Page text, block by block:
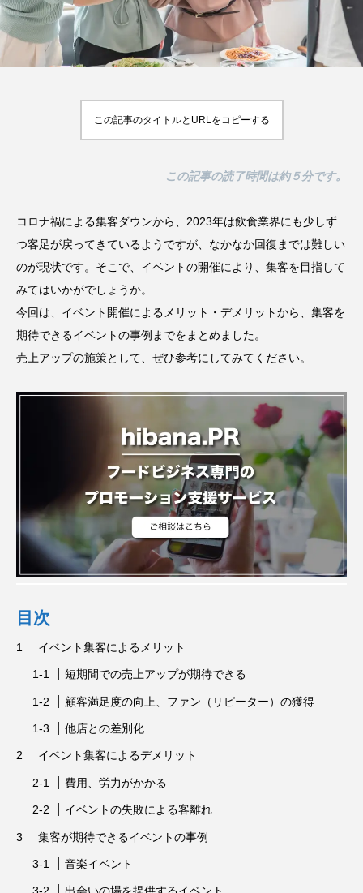
チャイズブランド特集｜これ
伸びるおすすめFC10選
2026.07.30
経営＆フードビジネス専用の商
品・サービス紹介｜2026年7月版
2026.07.06
この記事のタイトルとURLをコピーする
この記事の読了時間は約５分です。
コロナ禍による集客ダウンから、2023年は飲食業界にも少しず
つ客足が戻ってきているようですが、なかなか回復までは難しい
のが現状です。そこで、イベントの開催により、集客を目指して
みてはいかがでしょうか。
今回は、イベント開催によるメリット・デメリットから、集客を
期待できるイベントの事例までをまとめました。
売上アップの施策として、ぜひ参考にしてみてください。
目次
イベント集客によるメリット
短期間での売上アップが期待できる
顧客満足度の向上、ファン（リピーター）の獲得
他店との差別化
イベント集客によるデメリット
費用、労力がかかる
イベントの失敗による客離れ
集客が期待できるイベントの事例
音楽イベント